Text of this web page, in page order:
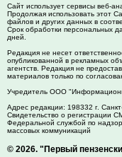
Сайт использует сервисы веб-
Продолжая использовать этот
файлов и других данных в
Срок обработки персональных
дней.
Редакция не несет
опубликованной в рекламных
агентств. Редакция не
материалов только по
Учредитель ООО
Адрес редакции: 198332 г.
Свидетельство о регистрации
Федеральной службой по
массовых коммуникаций
© 2026. "Первый